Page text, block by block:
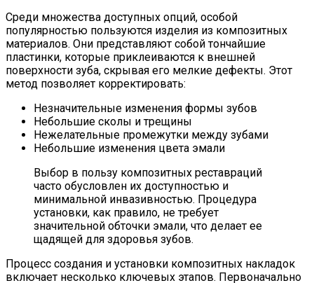
Среди множества доступных опций, особой
популярностью пользуются изделия из композитных
материалов. Они представляют собой тончайшие
пластинки, которые приклеиваются к внешней
поверхности зуба, скрывая его мелкие дефекты. Этот
метод позволяет корректировать:
Незначительные изменения формы зубов
Небольшие сколы и трещины
Нежелательные промежутки между зубами
Небольшие изменения цвета эмали
Выбор в пользу композитных реставраций
часто обусловлен их доступностью и
минимальной инвазивностью. Процедура
установки, как правило, не требует
значительной обточки эмали, что делает ее
щадящей для здоровья зубов.
Процесс создания и установки композитных накладок
включает несколько ключевых этапов. Первоначально